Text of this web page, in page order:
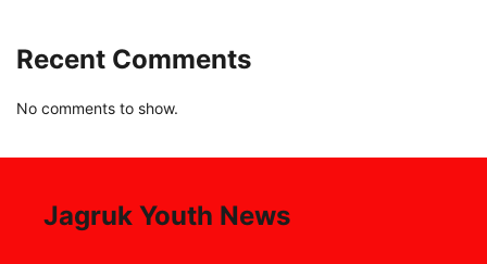
Recent Comments
No comments to show.
Jagruk Youth News